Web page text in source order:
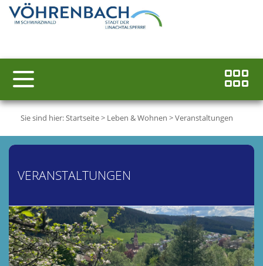
Sie sind hier:Startseite> Leben & Wohnen >Veranstaltungen
VERANSTALTUNGEN